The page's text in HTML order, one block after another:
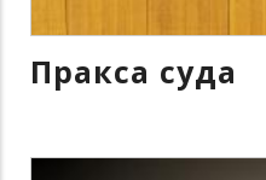
Пракса суда